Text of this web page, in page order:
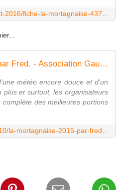
La Mortagnaise 2015 par Fred. - Association Gaubretièroise Vélo Tout Terrain
météo encore douce et d'un
plus et surtout, les organisateurs
des meilleures portions